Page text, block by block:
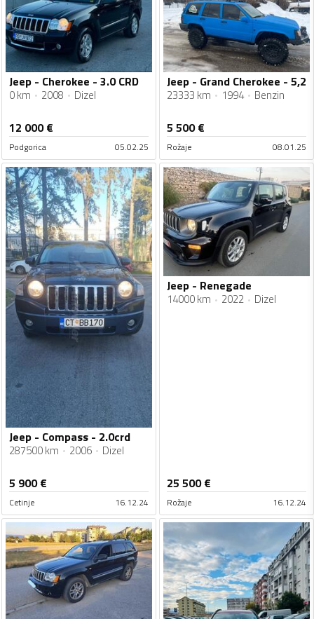
Jeep - Cherokee - 3.0 CRD
0 km 2008 Dizel
12 000€
Podgorica 05.02.25
Jeep - Grand Cherokee - 5,2
23333 km 1994 Benzin
5 500€
Rožaje 08.01.25
Jeep - Compass - 2.0crd
287500 km 2006 Dizel
5 900€
Cetinje 16.12.24
Jeep - Renegade
14000 km 2022 Dizel
25 500€
Rožaje 16.12.24